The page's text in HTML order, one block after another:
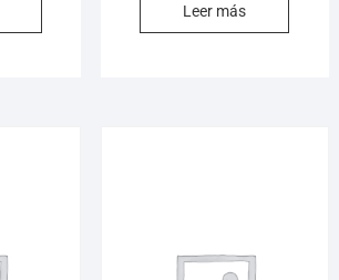
Leer más